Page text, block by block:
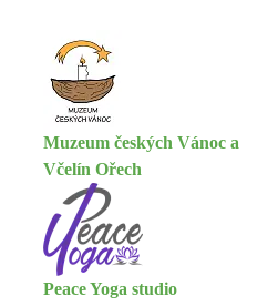
Muzeum českých Vánoc a
Včelín Ořech
Peace Yoga studio